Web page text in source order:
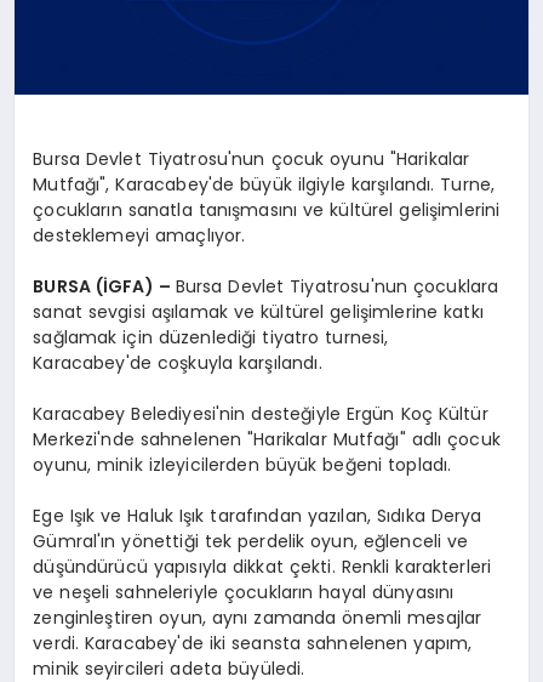
Bursa Devlet Tiyatrosu'nun çocuk oyunu "Harikalar
Mutfağı", Karacabey'de büyük ilgiyle karşılandı. Turne,
çocukların sanatla tanışmasını ve kültürel gelişimlerini
desteklemeyi amaçlıyor.
BURSA (İGFA) – Bursa Devlet Tiyatrosu'nun çocuklara
sanat sevgisi aşılamak ve kültürel gelişimlerine katkı
sağlamak için düzenlediği tiyatro turnesi,
Karacabey'de coşkuyla karşılandı.
Karacabey Belediyesi'nin desteğiyle Ergün Koç Kültür
Merkezi'nde sahnelenen "Harikalar Mutfağı" adlı çocuk
oyunu, minik izleyicilerden büyük beğeni topladı.
Ege Işık ve Haluk Işık tarafından yazılan, Sıdıka Derya
Gümral'ın yönettiği tek perdelik oyun, eğlenceli ve
düşündürücü yapısıyla dikkat çekti. Renkli karakterleri
ve neşeli sahneleriyle çocukların hayal dünyasını
zenginleştiren oyun, aynı zamanda önemli mesajlar
verdi. Karacabey'de iki seansta sahnelenen yapım,
minik seyircileri adeta büyüledi.